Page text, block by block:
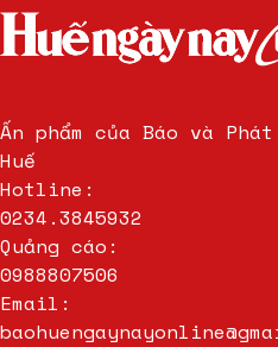
Ấn phẩm của Báo và
Huế
Hotline:
0234.3845932
Quảng cáo:
0988807506
Email: